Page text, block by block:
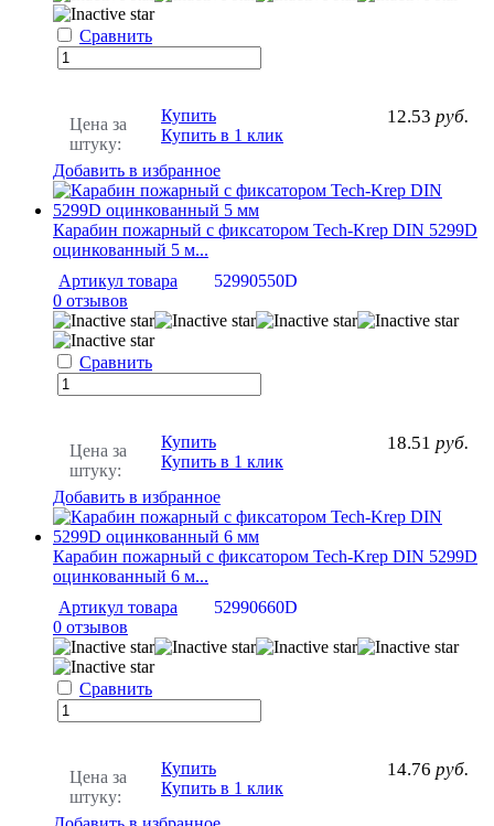
Сравнить
Цена за
штуку:
12.53 руб.
Купить
Купить в 1 клик
Добавить в избранное
Карабин пожарный с фиксатором Tech-Krep DIN 5299D
оцинкованный 5 м...
Артикул товара
52990550D
0 отзывов
Сравнить
Цена за
штуку:
18.51 руб.
Купить
Купить в 1 клик
Добавить в избранное
Карабин пожарный с фиксатором Tech-Krep DIN 5299D
оцинкованный 6 м...
Артикул товара
52990660D
0 отзывов
Сравнить
Цена за
штуку:
14.76 руб.
Купить
Купить в 1 клик